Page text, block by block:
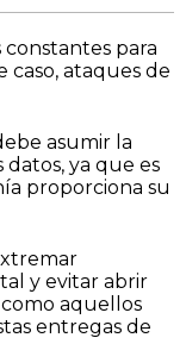
para
caso, ataques de
asumir la
ya que es
proporciona su
y evitar abrir
aquellos
entregas de